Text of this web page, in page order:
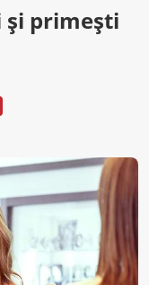
primești